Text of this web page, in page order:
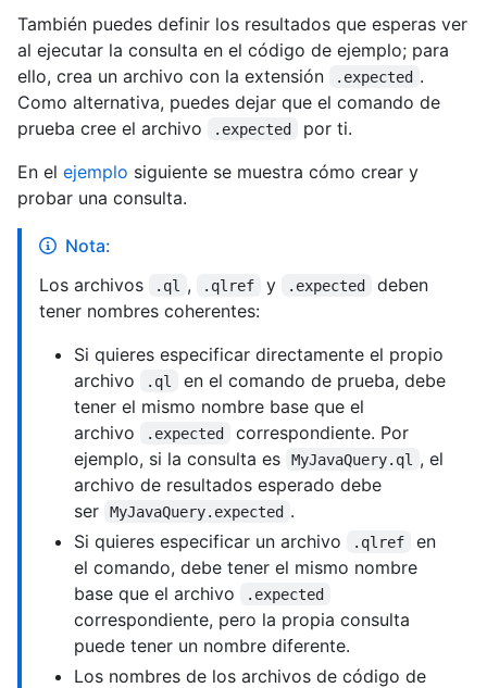
También puedes definir los resultados que esperas ver
al ejecutar la consulta en el código de ejemplo; para
ello, crea un archivo con la extensión
.expected .
Como alternativa, puedes dejar que el comando de
prueba cree el archivo
.expected
por ti.
En el ejemplo siguiente se muestra cómo crear y
probar una consulta.
Nota:
Los archivos
.ql , .qlref y .expected
deben
tener nombres coherentes:
Si quieres especificar directamente el propio
archivo
.ql
en el comando de prueba, debe
tener el mismo nombre base que el
archivo
.expected
correspondiente. Por
ejemplo, si la consulta es
MyJavaQuery.ql
, el
archivo de resultados esperado debe
ser
MyJavaQuery.expected .
Si quieres especificar un archivo
.qlref
en
el comando, debe tener el mismo nombre
base que el archivo
.expected
correspondiente, pero la propia consulta
puede tener un nombre diferente.
Los nombres de los archivos de código de